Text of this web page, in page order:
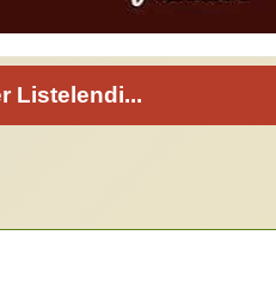
Listelendi...